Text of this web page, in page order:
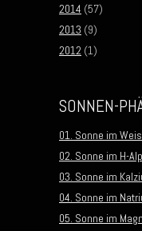
2014 (57)
2013 (9)
2012 (1)
SONNEN-
01. Sonne im
02. Sonne im H-
03. Sonne im
04. Sonne im
05. Sonne im